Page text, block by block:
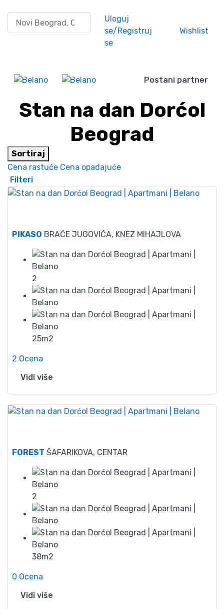
Uloguj
se/Registruj
se
Wishlist
Postani partner
Stan na dan Dorćol
Beograd
Sortiraj
Cena rastuće Cena opadajuće
Filteri
PIKASO BRAĆE JUGOVIĆA, KNEZ MIHAJLOVA
2
25m2
2 Ocena
Vidi više
FOREST ŠAFARIKOVA, CENTAR
2
38m2
0 Ocena
Vidi više